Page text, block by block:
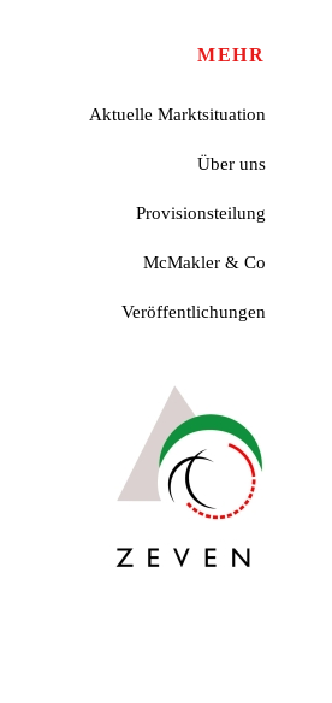
MEHR
Aktuelle Marktsituation
Über uns
Provisionsteilung
McMakler & Co
Veröffentlichungen